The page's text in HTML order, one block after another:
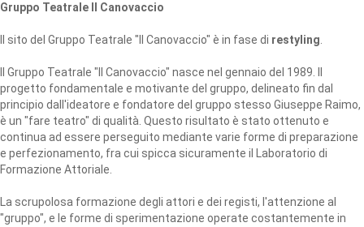
Gruppo Teatrale Il Canovaccio
Il sito del Gruppo Teatrale "Il Canovaccio" è in fase di restyling.
Il Gruppo Teatrale "Il Canovaccio" nasce nel gennaio del 1989. Il
progetto fondamentale e motivante del gruppo, delineato fin dal
principio dall'ideatore e fondatore del gruppo stesso Giuseppe Raimo,
è un "fare teatro" di qualità. Questo risultato è stato ottenuto e
continua ad essere perseguito mediante varie forme di preparazione
e perfezionamento, fra cui spicca sicuramente il Laboratorio di
Formazione Attoriale.
La scrupolosa formazione degli attori e dei registi, l'attenzione al
"gruppo", e le forme di sperimentazione operate costantemente in